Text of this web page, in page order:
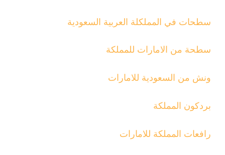
سطحات في المملكلة العربية السعودية
سطحة من الامارات للمملكة
ونش من السعودية للامارات
بردكون المملكة
رافعات المملكة للامارات